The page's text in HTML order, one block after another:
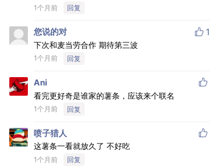
1个月前 回复
您说的对  1
下次和麦当劳合作 期待第三波
1个月前 回复
Ani 
看完更好奇是谁家的薯条，应该来个联名
1个月前 回复
喷子猎人 
这薯条一看就放久了 不好吃
1个月前 回复